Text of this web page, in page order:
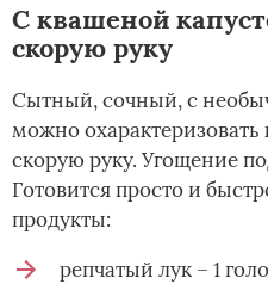
С квашеной
скорую руку
Сытный, сочный, с
можно
скорую руку. Угощение
Готовится просто и
продукты:
репчатый лук – 1